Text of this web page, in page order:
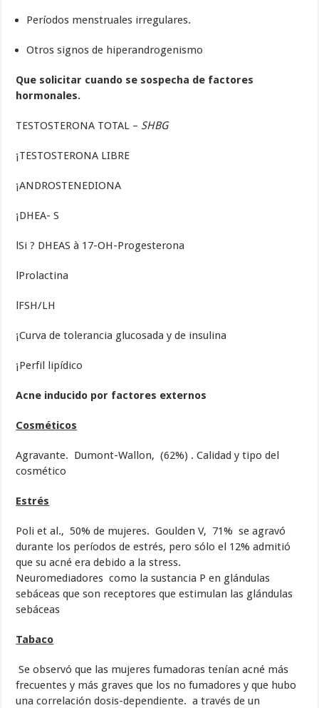
Períodos menstruales irregulares.
Otros signos de hiperandrogenismo
Que solicitar cuando se sospecha de factores
hormonales.
TESTOSTERONA TOTAL – SHBG
¡TESTOSTERONA LIBRE
¡ANDROSTENEDIONA
¡DHEA- S
lSi ? DHEAS à 17-OH-Progesterona
lProlactina
lFSH/LH
¡Curva de tolerancia glucosada y de insulina
¡Perfil lipídico
Acne inducido por factores externos
Cosméticos
Agravante. Dumont-Wallon, (62%) . Calidad y tipo del
cosmético
Estrés
Poli et al., 50% de mujeres. Goulden V, 71% se agravó
durante los períodos de estrés, pero sólo el 12% admitió
que su acné era debido a la stress.
Neuromediadores como la sustancia P en glándulas
sebáceas que son receptores que estimulan las glándulas
sebáceas
Tabaco
Se observó que las mujeres fumadoras tenían acné más
frecuentes y más graves que los no fumadores y que hubo
una correlación dosis-dependiente. a través de un